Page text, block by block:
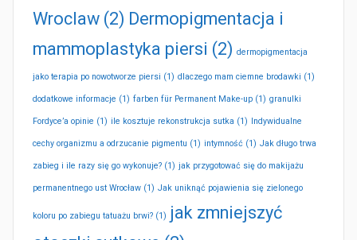
Wroclaw (2) Dermopigmentacja i
mammoplastyka piersi (2) dermopigmentacja
jako terapia po nowotworze piersi (1) dlaczego mam ciemne brodawki (1)
dodatkowe informacje (1) farben für Permanent Make-up (1) granulki
Fordyce’a opinie (1) ile kosztuje rekonstrukcja sutka (1) Indywidualne
cechy organizmu a odrzucanie pigmentu (1) intymność (1) Jak długo trwa
zabieg i ile razy się go wykonuje? (1) jak przygotować się do makijażu
permanentnego ust Wrocław (1) Jak uniknąć pojawienia się zielonego
koloru po zabiegu tatuażu brwi? (1) jak zmniejszyć